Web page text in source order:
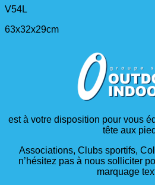
V54L
63x32x29cm
est à votre disposition pour vous
tête aux
Associations, Clubs sportifs,
n’hésitez pas à nous solliciter
marquage